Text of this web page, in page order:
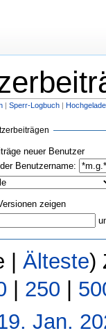
| Sperr-Logbuch|
neuer Benutzer
Benutzername:
zeigen
| Älteste)
250
Jan.